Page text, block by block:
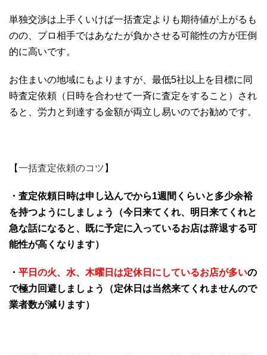
単独交渉は上手くいけば一括査定よりも期待値が上がるも
のの、プロ相手ではあなたが負かさせる可能性の方が圧倒
的に高いです。
お住まいの地域にもよりますが、最低5社以上を目標に同
時査定依頼（日時を合わせて一斉に査定をすること）され
ると、労力と到達する金額が両立し易いのでお勧めです。
【一括査定依頼のコツ 】
・査定依頼日時は申し込んでから1週間くらいと多少余裕
を持つようにしましょう（今日来てくれ、明日来てくれと
急な話になると、既に予定に入っているお店は辞退する可
能性が高くなります）
・ 平日の火、水、 木曜日は定休日にしているお店が多いの
で極力回避しましょう（定休日は当然来てくれませんので
業者数が減ります）